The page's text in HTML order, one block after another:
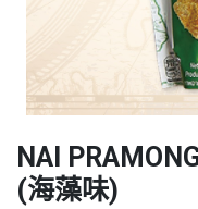
NAI
(海藻味)